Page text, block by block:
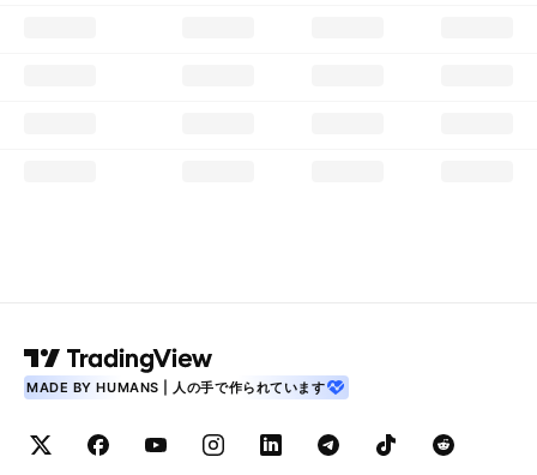
MADE BY HUMANS | 人の手で作られています